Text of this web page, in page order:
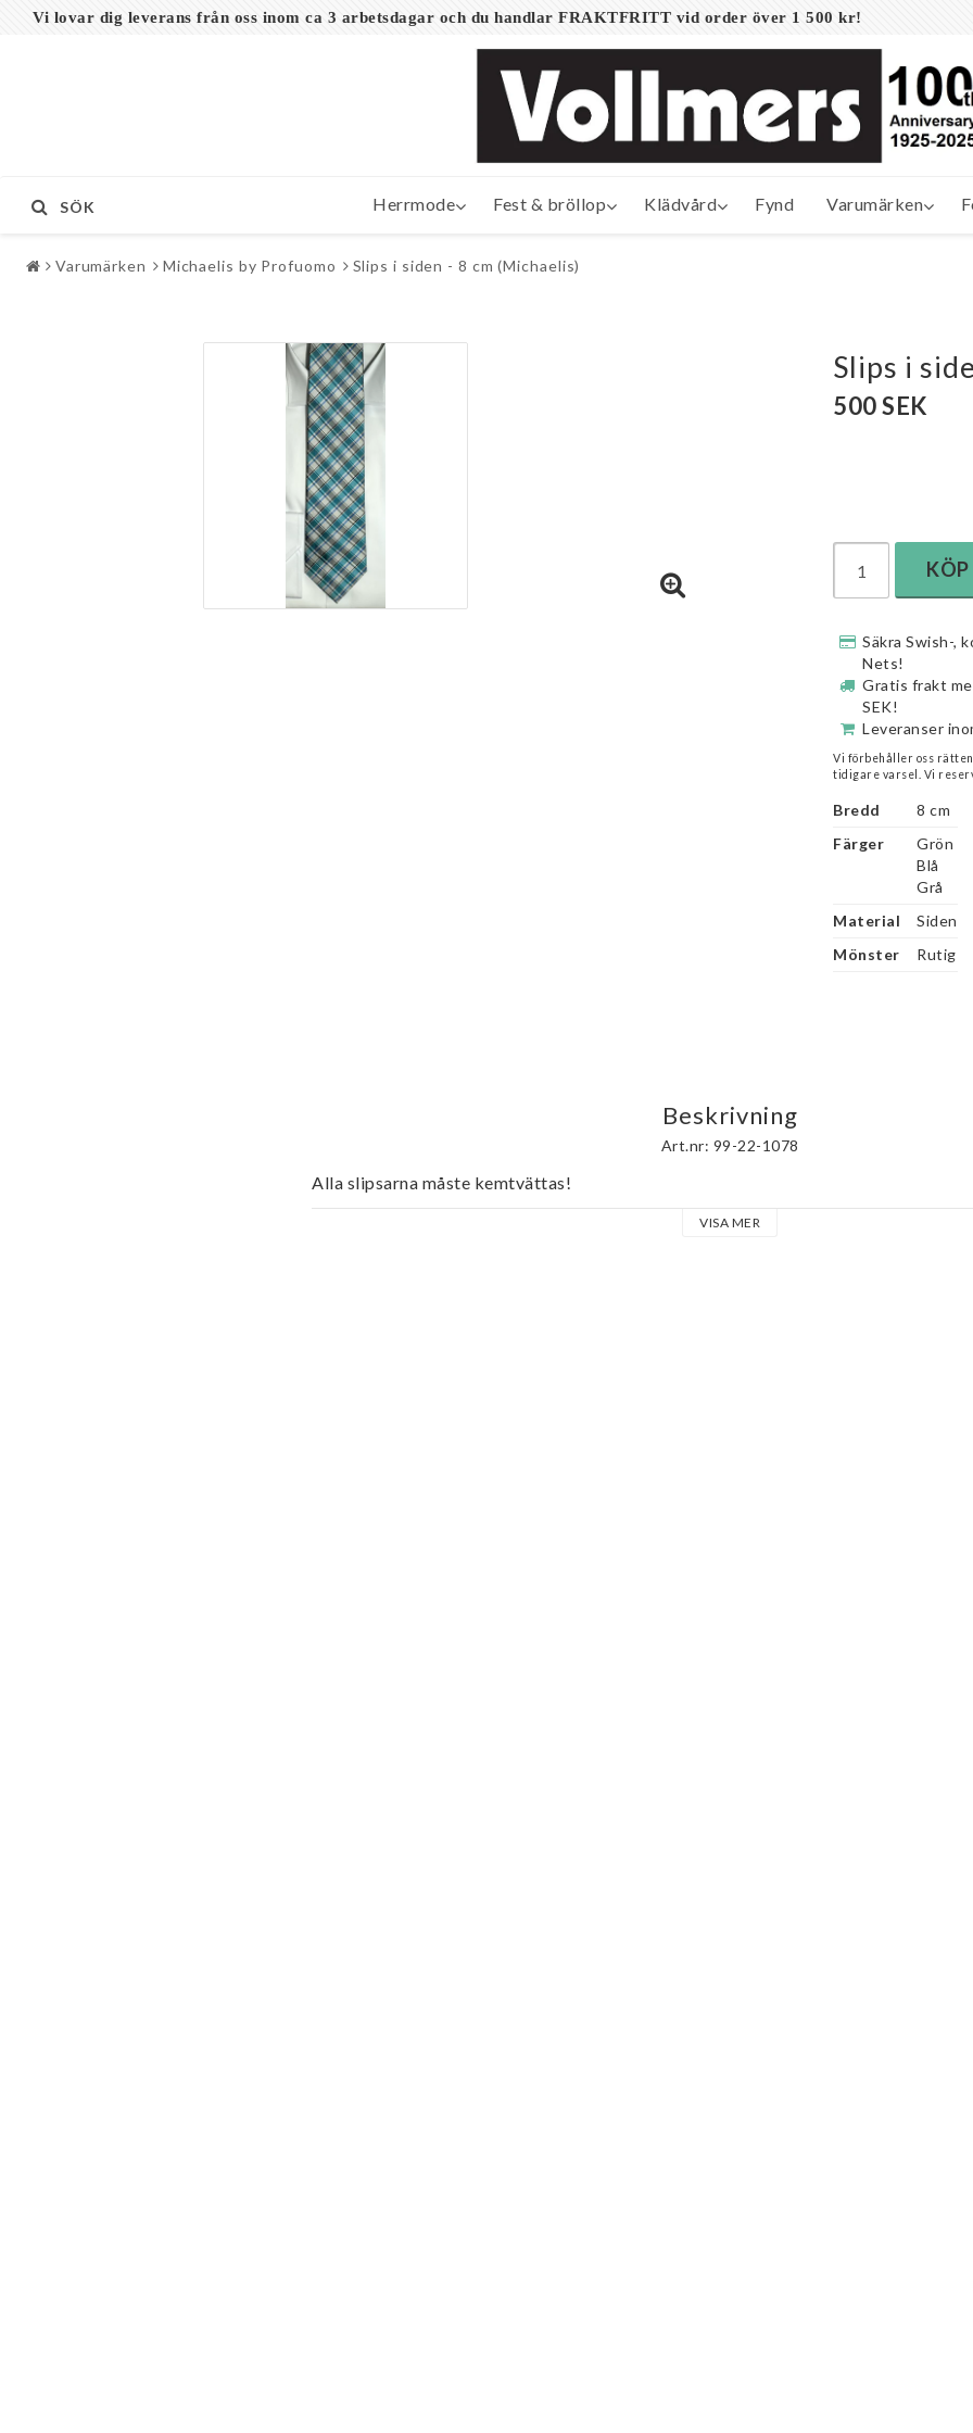
Vi lovar dig leverans från oss inom ca 3 arbetsdagar och du handlar FRAKTFRITT vid order över 1 500 kr!
Herrmode Fest & bröllop Klädvård Fynd Varumärken
SÖK
Varumärken Michaelis by Profuomo Slips i siden - 8 cm (Michaelis)
Slips i
500 SEK
KÖP
Säkra Swish-,
Nets!
Gratis frakt
SEK!
Leveranser
Vi förbehåller oss
tidigare varsel. Vi
Bredd
8 cm
Färger
Grön
Blå
Grå
Material
Siden
Mönster
Rutig
Beskrivning
Art.nr: 99-22-1078
Alla slipsarna måste kemtvättas!
VISA MER